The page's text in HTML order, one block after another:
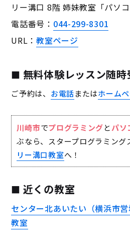
リー溝口 8階 姉妹教室「パソ
電話番号： 044-299-8301
URL：教室ページ
無料体験レッスン随時
ご予約は、 お電話またはホーム
川崎市でプログラミングとパソ
ぶなら、スタープログラミング
リー溝口教室へ！
近くの教室
センター北あいたい（横浜市営
教室